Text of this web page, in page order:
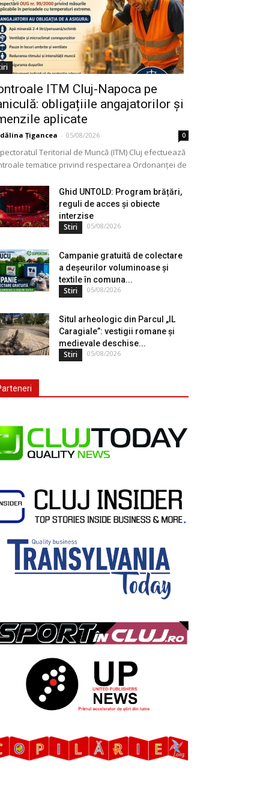
ITM Cluj-Napoca pe
obligațiile angajatorilor și
aplicate
Țigancea - 05/08/2026 0
Teritorial de Muncă (ITM) Cluj efectuează
tematice privind respectarea Ordonanței de
aplică măsurile...Ghid UNTOLD: Program brățări,
reguli de acces și obiecte
interzise
Stiri 05/08/2026
Campanie gratuită de colectare
a deșeurilor voluminoase și
textile în comuna...
Stiri 05/08/2026
Situl arheologic din Parcul „IL
Caragiale”: vestigii romane și
medievale deschise...
Stiri 05/08/2026